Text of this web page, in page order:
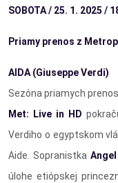
SOBOTA / 25. 1. 2025 /
Priamy prenos z
AIDA (Giuseppe Verdi)
Sezóna priamych
Met: Live in HD
Verdiho o egyptskom
Aide. Sopranistka
úlohe etiópskej